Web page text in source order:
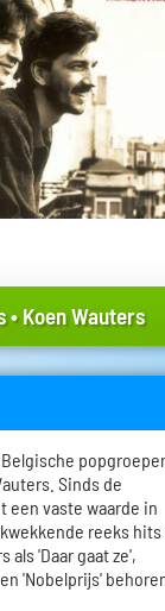
•Koen Wauters
Sinds de
een vaste waarde in
reeks hits
'Daar gaat ze',
'Nobelprijs'